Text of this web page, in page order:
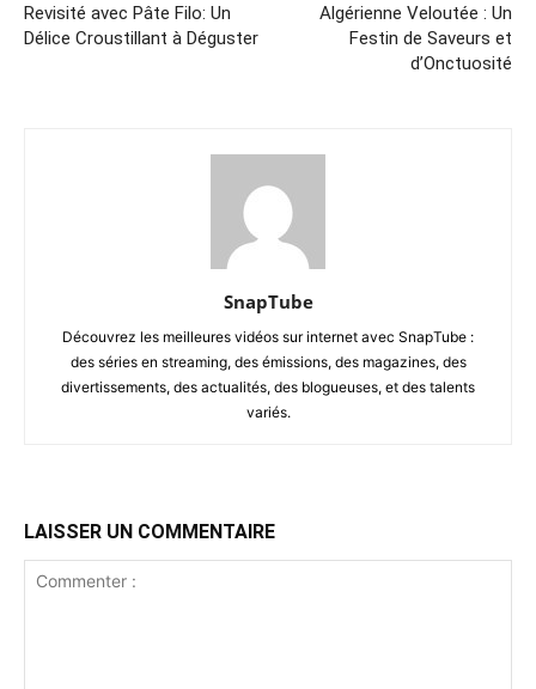
Revisité avec Pâte Filo: Un
Délice Croustillant à Déguster
Algérienne Veloutée : Un
Festin de Saveurs et
d’Onctuosité
SnapTube
Découvrez les meilleures vidéos sur internet avec SnapTube :
des séries en streaming, des émissions, des magazines, des
divertissements, des actualités, des blogueuses, et des talents
variés.
LAISSER UN COMMENTAIRE